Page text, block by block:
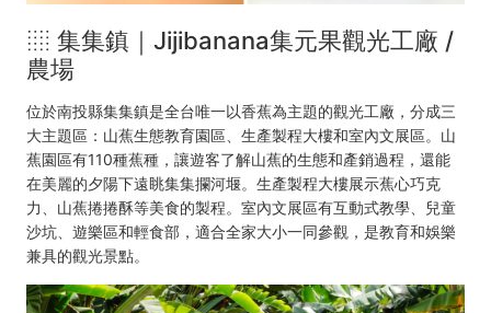
░ 集集鎮｜Jijibanana集元果觀光工廠 /
農場
位於南投縣集集鎮是全台唯一以香蕉為主題的觀光工廠，分成三
大主題區：山蕉生態教育園區、生產製程大樓和室內文展區。山
蕉園區有110種蕉種，讓遊客了解山蕉的生態和產銷過程，還能
在美麗的夕陽下遠眺集集攔河堰。生產製程大樓展示蕉心巧克
力、山蕉捲捲酥等美食的製程。室內文展區有互動式教學、兒童
沙坑、遊樂區和輕食部，適合全家大小一同參觀，是教育和娛樂
兼具的觀光景點。